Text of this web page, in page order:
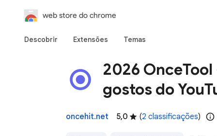
web store do chrome
Descobrir Extensões Temas
2026
gostos do
oncehit.net 5,0 (2 classificações)